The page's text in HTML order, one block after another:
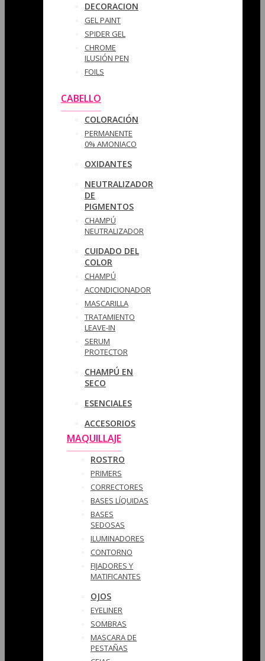
DECORACION
GEL PAINT
SPIDER GEL
CHROME
ILUSIÓN PEN
FOILS
CABELLO
COLORACIÓN
PERMANENTE
0% AMONIACO
OXIDANTES
NEUTRALIZADOR
DE
PIGMENTOS
CHAMPÚ
NEUTRALIZADOR
CUIDADO DEL
COLOR
CHAMPÚ
ACONDICIONADOR
MASCARILLA
TRATAMIENTO
LEAVE-IN
SERUM
PROTECTOR
CHAMPÚ EN
SECO
ESENCIALES
ACCESORIOS
MAQUILLAJE
ROSTRO
PRIMERS
CORRECTORES
BASES LÍQUIDAS
BASES
SEDOSAS
ILUMINADORES
CONTORNO
FIJADORES Y
MATIFICANTES
OJOS
EYELINER
SOMBRAS
MASCARA DE
PESTAÑAS